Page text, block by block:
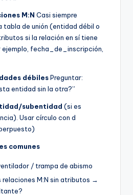
M:N Casi siempre
tabla de unión (entidad débil o
si la relación en sí tiene
fecha_de_inscripción,
débilesPreguntar:
entidad sin la otra?”
subentidad (si es
Usar círculo con d
comunes
/ trampa de abismo
relaciones M:N sin atributos →